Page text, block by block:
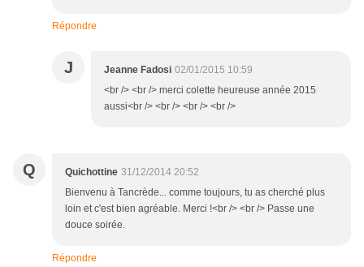
Répondre
J Jeanne Fadosi 02/01/2015 10:59
<br /> <br /> merci colette heureuse année 2015
aussi<br /> <br /> <br /> <br />
Q Quichottine 31/12/2014 20:52
Bienvenu à Tancrède... comme toujours, tu as cherché plus
loin et c'est bien agréable. Merci !<br /> <br /> Passe une
douce soirée.
Répondre